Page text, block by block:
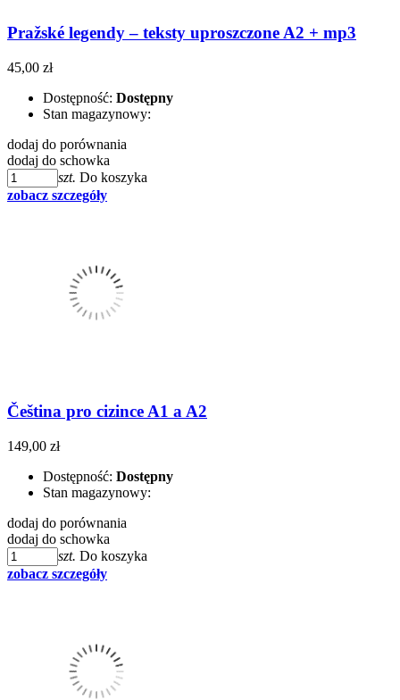
Pražské legendy – teksty uproszczone A2 + mp3
45,00 zł
Dostępność: Dostępny
Stan magazynowy:
dodaj do porównania
dodaj do schowka
szt. Do koszyka
zobacz szczegóły
Čeština pro cizince A1 a A2
149,00 zł
Dostępność: Dostępny
Stan magazynowy:
dodaj do porównania
dodaj do schowka
szt. Do koszyka
zobacz szczegóły